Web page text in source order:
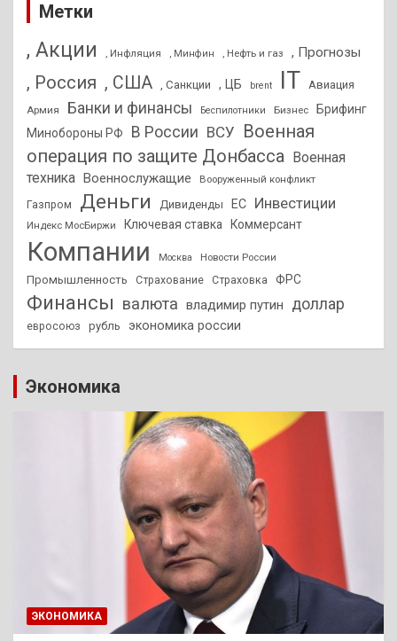
Метки
, Акции , Инфляция , Минфин , Нефть и газ , Прогнозы
, Россия , США , Санкции , ЦБ brent IT Авиация
Армия Банки и финансы Беспилотники Бизнес
Брифинг
Минобороны РФ
В России ВСУ Военная
операция по защите Донбасса
Военная
техника
Военнослужащие Вооруженный конфликт
Газпром Деньги Дивиденды ЕС Инвестиции
Индекс МосБиржи Ключевая ставка Коммерсант
Компании Москва Новости России
Промышленность Страхование Страховка ФРС
Финансы валюта владимир путин доллар
евросоюз рубль экономика россии
Экономика
ЭКОНОМИКА